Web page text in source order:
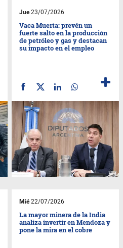
Jue23/07/2026
Vaca Muerta: prevén un
fuerte salto en la producción
de petróleo y gas y destacan
su impacto en el empleo
Mié22/07/2026
La mayor minera de la India
analiza invertir en Mendoza y
pone la mira en el cobre